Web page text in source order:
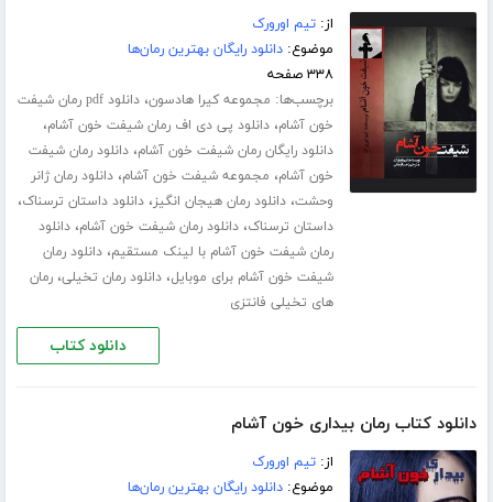
از:تیم اورورک
موضوع:دانلود رایگان بهترین رمان‌ها
۳۳۸ صفحه
برچسب‌ها: مجموعه کیرا هادسون،
دانلود pdf رمان شیفت
خون آشام،دانلود پی دی اف رمان شیفت خون آشام،
دانلود رایگان رمان شیفت خون آشام،دانلود رمان شیفت
خون آشام، مجموعه شیفت خون آشام،دانلود رمان ژانر
وحشت،دانلود رمان هیجان انگیز،دانلود داستان ترسناک،
داستان ترسناک،دانلود رمان شیفت خون آشام،دانلود
رمان شیفت خون آشام با لینک مستقیم،دانلود رمان
شیفت خون آشام برای موبایل،دانلود رمان تخیلی،رمان
های تخیلی فانتزی
دانلود کتاب
دانلود کتاب رمان بیداری خون آشام
از:تیم اورورک
موضوع:دانلود رایگان بهترین رمان‌ها